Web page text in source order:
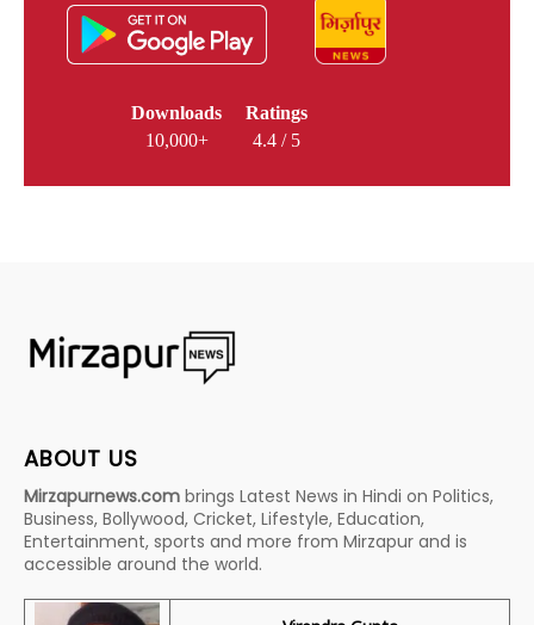
Downloads
10,000+
Ratings
4.4 / 5
ABOUT US
Mirzapurnews.com brings Latest News in Hindi on Politics,
Business, Bollywood, Cricket, Lifestyle, Education,
Entertainment, sports and more from Mirzapur and is
accessible around the world.